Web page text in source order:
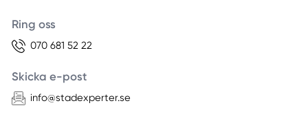
Ring oss
070 681 52 22
Skicka e-post
info@stadexperter.se